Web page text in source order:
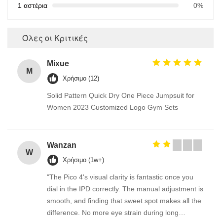
1 αστέρια
0%
Όλες οι Κριτικές
M
Mixue
Χρήσιμο (12)
Solid Pattern Quick Dry One Piece Jumpsuit for
Women 2023 Customized Logo Gym Sets
W
Wanzan
Χρήσιμο (1w+)
"The Pico 4's visual clarity is fantastic once you
dial in the IPD correctly. The manual adjustment is
smooth, and finding that sweet spot makes all the
difference. No more eye strain during long